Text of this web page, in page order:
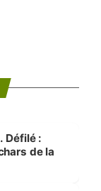
Défilé :
de la